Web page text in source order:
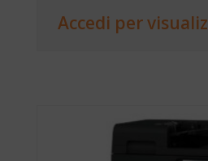
Accedi per